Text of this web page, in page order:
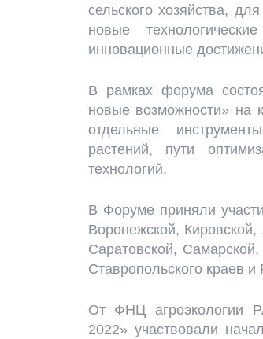
сельского хозяйства,
новые
инновационные
В рамках форума
новые возможности» на
отдельные
растений, пути
технологий.
В Форуме приняли
Воронежской,
Саратовской,
Ставропольского краев
От ФНЦ агроэкологии
2022» участвовали